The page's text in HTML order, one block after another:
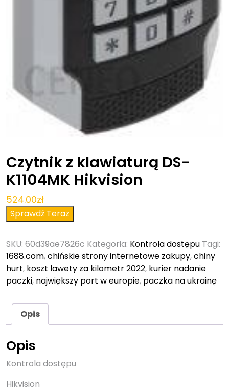
Czytnik z klawiaturą DS-
K1104MK Hikvision
524.00zł
Sprawdź Teraz
SKU: 60d39ae7826c Kategoria: Kontrola dostępu Tagi:
1688.com,chińskie strony internetowe zakupy,chiny
hurt, koszt lawety za kilometr 2022, kurier nadanie
paczki, największy port w europie, paczka na ukrainę
Opis
Opis
Kontrola dostępu
Hikvision